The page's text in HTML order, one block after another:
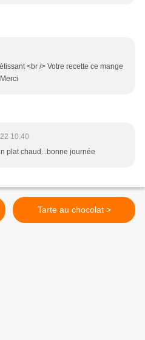
<br /> Votre recette ce mange
10:40
plat chaud...bonne journée
Tarte au chocolat >